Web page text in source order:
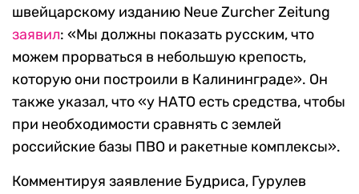
швейцарскому изданию Neue Zurcher Zeitung
заявил: «Мы должны показать русским, что
можем прорваться в небольшую крепость,
которую они построили в Калининграде». Он
также указал, что «у НАТО есть средства, чтобы
при необходимости сравнять с землей
российские базы ПВО и ракетные комплексы».
Комментируя заявление Будриса, Гурулев